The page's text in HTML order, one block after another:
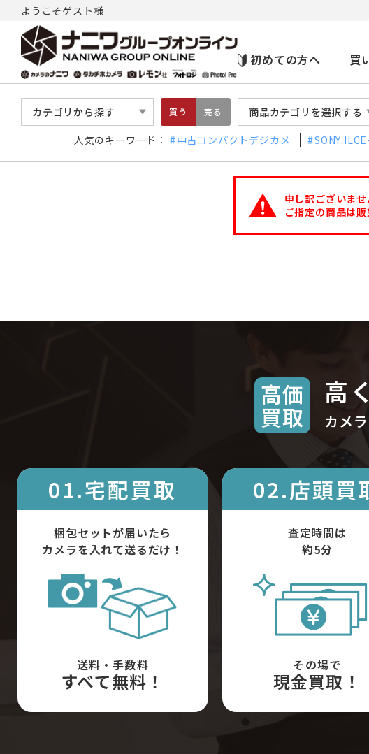
ようこそゲスト様
初めての方へ 買
カテゴリから探す 買う 売る 商品カテゴリを選択する
人気のキーワード： 中古コンパクトデジカメ SONY
申し訳ございませ
ご指定の商品は
高価
買取
高
カメ
01.宅配買取
梱包セットが届いたら
カメラを入れて送るだけ！
送料・手数料
すべて無料！
02.店頭買
査定時間は
約5分
その場で
現金買取！